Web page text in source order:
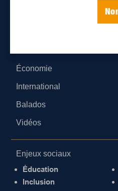
Économie
International
Balados
Vidéos
Enjeux sociaux
Éducation
Inclusion